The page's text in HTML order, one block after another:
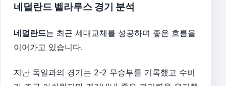
네덜란드 벨라루스 경기 분석
네덜란드는 최근 세대교체를 성공하며 좋은 흐름을
이어가고 있습니다.
지난 독일과의 경기는 2-2 무승부를 기록했고 수비